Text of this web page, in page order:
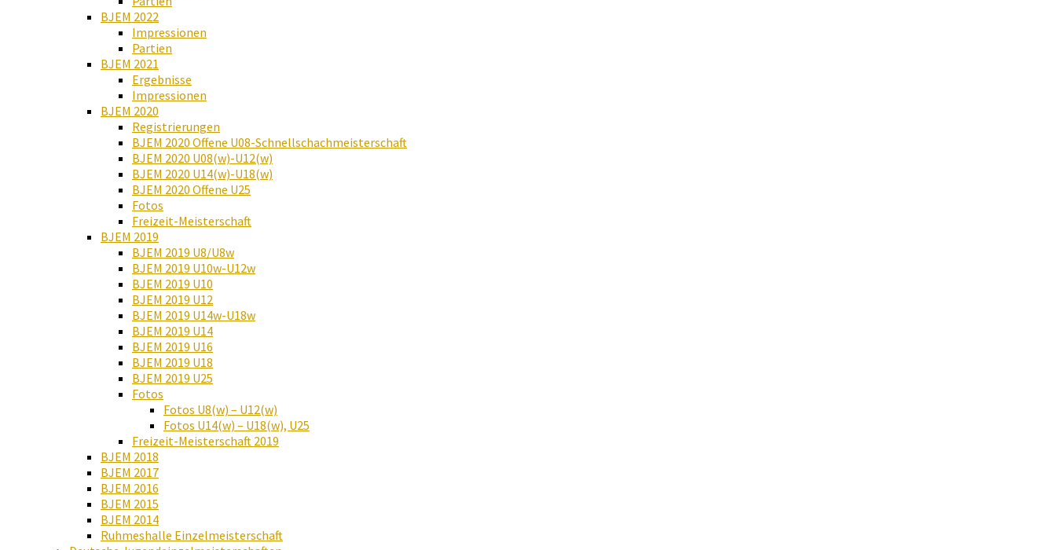
BJEM 2022
Impressionen
Partien
BJEM 2021
Ergebnisse
Impressionen
BJEM 2020
Registrierungen
BJEM 2020 Offene U08-Schnellschachmeisterschaft
BJEM 2020 U08(w)-U12(w)
BJEM 2020 U14(w)-U18(w)
BJEM 2020 Offene U25
Fotos
Freizeit-Meisterschaft
BJEM 2019
BJEM 2019 U8/U8w
BJEM 2019 U10w-U12w
BJEM 2019 U10
BJEM 2019 U12
BJEM 2019 U14w-U18w
BJEM 2019 U14
BJEM 2019 U16
BJEM 2019 U18
BJEM 2019 U25
Fotos
Fotos U8(w) – U12(w)
Fotos U14(w) – U18(w), U25
Freizeit-Meisterschaft 2019
BJEM 2018
BJEM 2017
BJEM 2016
BJEM 2015
BJEM 2014
Ruhmeshalle Einzelmeisterschaft